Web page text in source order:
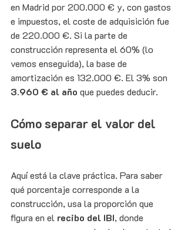
en Madrid por 200.000 € y, con gastos
e impuestos, el coste de adquisición fue
de 220.000 €. Si la parte de
construcción representa el 60% (lo
vemos enseguida), la base de
amortización es 132.000 €. El 3% son
3.960 € al año que puedes deducir.
Cómo separar el valor del
suelo
Aquí está la clave práctica. Para saber
qué porcentaje corresponde a la
construcción, usa la proporción que
figura en el recibo del IBI, donde